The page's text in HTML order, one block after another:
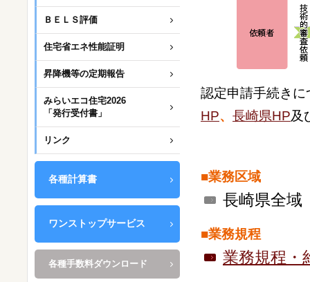
ＢＥＬＳ評価
住宅省エネ性能証明
昇降機等の定期報告
みらいエコ住宅2026
「発行受付書」
リンク
各種計算書
ワンストップサービス
各種手数料ダウンロード
認定申請手続き
HP、 長崎県HP及
■業務区域
長崎県全域
■業務規程
業務規程・